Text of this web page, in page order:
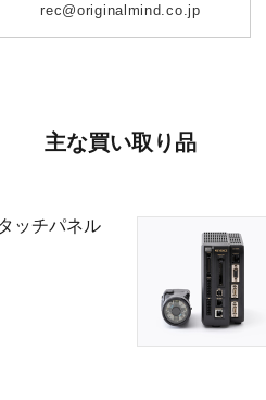
rec@originalmind.co.jp
主な買い取り品
タッチパネル